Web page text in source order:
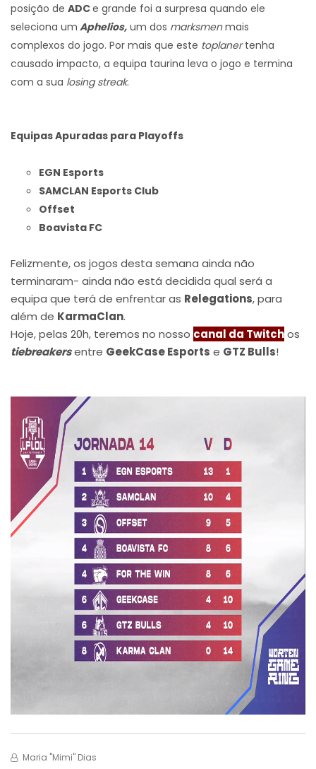
posição de ADCe grande foi a surpresa quando ele
seleciona um Aphelios, um dos marksmenmais
complexos do jogo. Por mais que este toplanertenha
causado impacto, a equipa taurina leva o jogo e termina
com a sua losing streak.
Equipas Apuradas para Playoffs
EGN Esports
SAMCLAN Esports Club
Offset
Boavista FC
Felizmente, os jogos desta semana ainda não
terminaram- ainda não está decidida qual será a
equipa que terá de enfrentar as Relegations, para
além de KarmaClan.
Hoje, pelas 20h, teremos no nosso canal da Twitchos
tiebreakersentre GeekCase Esports e GTZ Bulls!
Maria "Mimi" Dias